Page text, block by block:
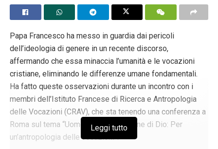
Papa Francesco ha messo in guardia dai pericoli
dell’ideologia di genere in un recente discorso,
affermando che essa minaccia l’umanità e le vocazioni
cristiane, eliminando le differenze umane fondamentali.
Ha fatto queste osservazioni durante un incontro con i
membri dell’Istituto Francese di Ricerca e Antropologia
delle Vocazioni (CRAV), che sta tenendo una conferenza a
Roma sul tema “Uomo, donna, immagine di Dio: Per
un’antropologia delle vocazioni”.
Leggi tutto